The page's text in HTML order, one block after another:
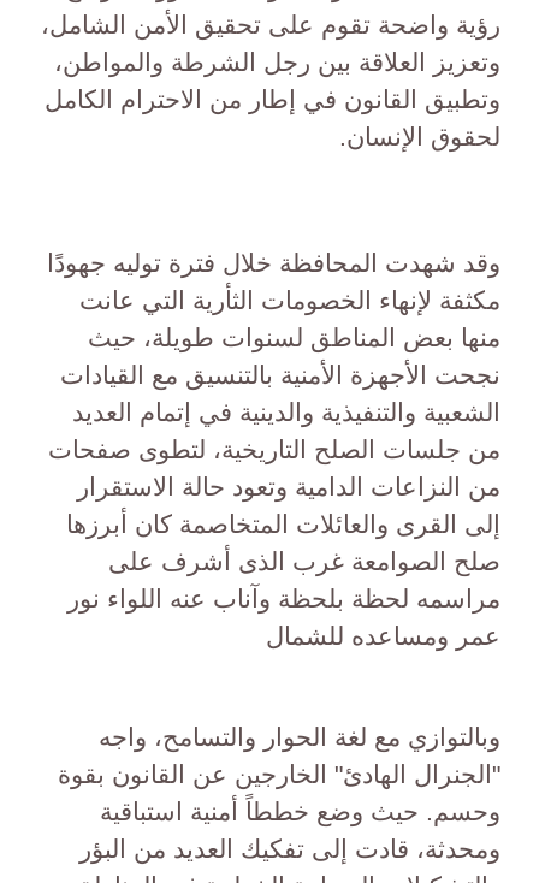
رؤية واضحة تقوم على تحقيق الأمن الشامل،
وتعزيز العلاقة بين رجل الشرطة والمواطن،
وتطبيق القانون في إطار من الاحترام الكامل
لحقوق الإنسان.
وقد شهدت المحافظة خلال فترة توليه جهودًا
مكثفة لإنهاء الخصومات الثأرية التي عانت
منها بعض المناطق لسنوات طويلة، حيث
نجحت الأجهزة الأمنية بالتنسيق مع القيادات
الشعبية والتنفيذية والدينية في إتمام العديد
من جلسات الصلح التاريخية، لتطوى صفحات
من النزاعات الدامية وتعود حالة الاستقرار
إلى القرى والعائلات المتخاصمة كان أبرزها
صلح الصوامعة غرب الذى أشرف على
مراسمه لحظة بلحظة وآناب عنه اللواء نور
عمر ومساعده للشمال
وبالتوازي مع لغة الحوار والتسامح، واجه
"الجنرال الهادئ" الخارجين عن القانون بقوة
وحسم. حيث وضع خططاً أمنية استباقية
ومحدثة، قادت إلى تفكيك العديد من البؤر